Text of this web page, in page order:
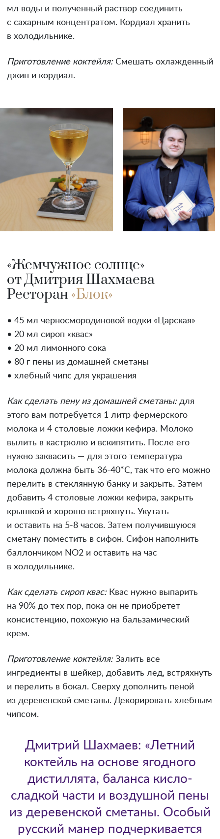
мл воды и полученный раствор соединить
с сахарным концентратом. Кордиал хранить
в холодильнике.
Приготовление коктейля: Смешать охлажденный
джин и кордиал.
«Жемчужное солнце»
от Дмитрия Шахмаева
Ресторан «Блок»
• 45 мл черносмородиновой водки «Царская»
• 20 мл сироп «квас»
• 20 мл лимонного сока
• 80 г пены из домашней сметаны
• хлебный чипс для украшения
Как сделать пену из домашней сметаны: для
этого вам потребуется 1 литр фермерского
молока и 4 столовые ложки кефира. Молоко
вылить в кастрюлю и вскипятить. После его
нужно заквасить — для этого температура
молока должна быть 36-40*С, так что его можно
перелить в стеклянную банку и закрыть. Затем
добавить 4 столовые ложки кефира, закрыть
крышкой и хорошо встряхнуть. Укутать
и оставить на 5-8 часов. Затем получившуюся
сметану поместить в сифон. Сифон наполнить
баллончиком NO2 и оставить на час
в холодильнике.
Как сделать сироп квас: Квас нужно выпарить
на 90% до тех пор, пока он не приобретет
консистенцию, похожую на бальзамический
крем.
Приготовление коктейля: Залить все
ингредиенты в шейкер, добавить лед, встряхнуть
и перелить в бокал. Сверху дополнить пеной
из деревенской сметаны. Декорировать хлебным
чипсом.
Дмитрий Шахмаев: «Летний
коктейль на основе ягодного
дистиллята, баланса кисло-
сладкой части и воздушной пены
из деревенской сметаны. Особый
русский манер подчеркивается